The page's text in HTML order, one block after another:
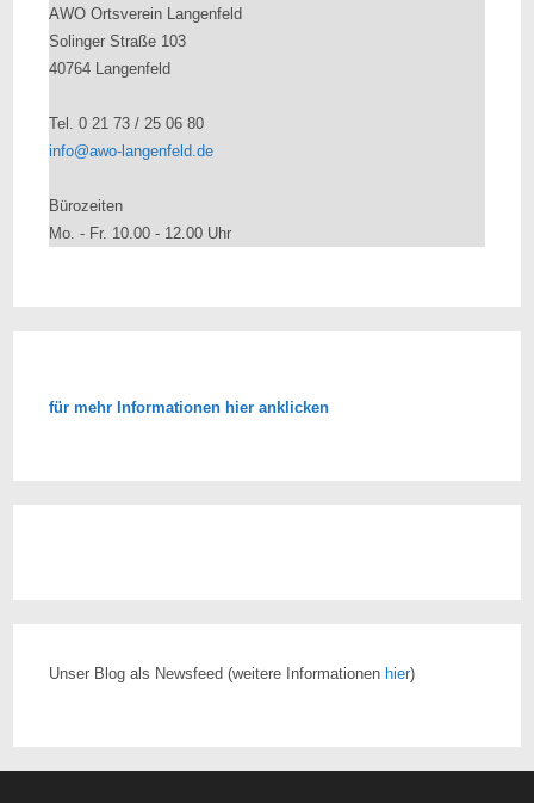
AWO Ortsverein Langenfeld
Solinger Straße 103
40764 Langenfeld
Tel. 0 21 73 / 25 06 80
info@awo-langenfeld.de
Bürozeiten
Mo. - Fr. 10.00 - 12.00 Uhr
für mehr Informationen hier anklicken
Unser Blog als Newsfeed(weitere Informationen hier)